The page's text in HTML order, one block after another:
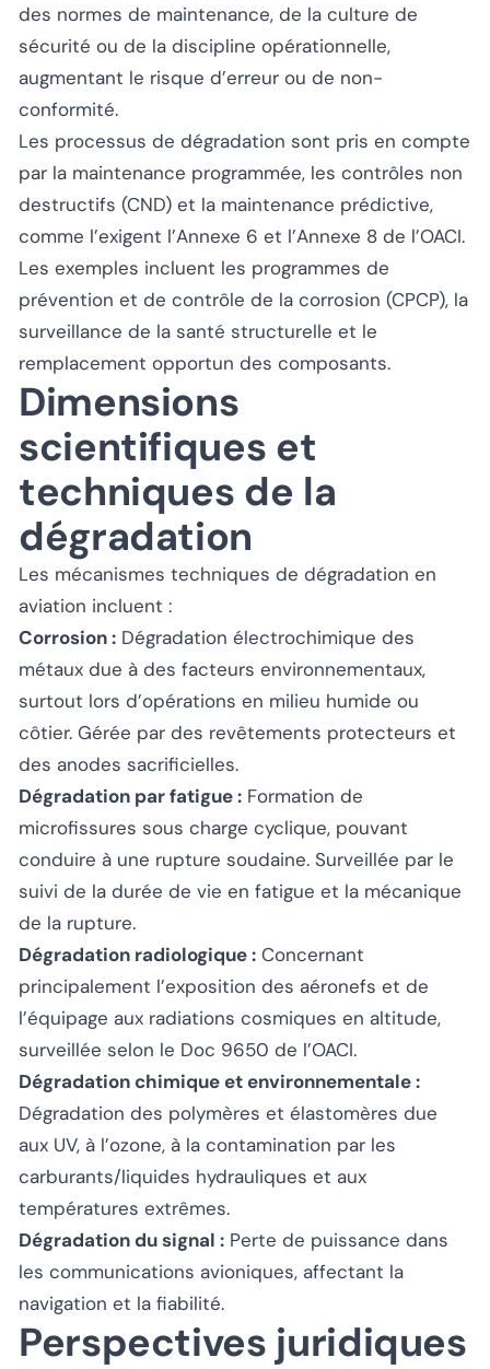
des normes de maintenance, de la culture de
sécurité ou de la discipline opérationnelle,
augmentant le risque d’erreur ou de non-
conformité.
Les processus de dégradation sont pris en compte
par la maintenance programmée, les contrôles non
destructifs (CND) et la maintenance prédictive,
comme l’exigent l’Annexe 6 et l’Annexe 8 de l’OACI.
Les exemples incluent les programmes de
prévention et de contrôle de la corrosion (CPCP), la
surveillance de la santé structurelle et le
remplacement opportun des composants.
Dimensions
scientifiques et
techniques de la
dégradation
Les mécanismes techniques de dégradation en
aviation incluent :
Corrosion : Dégradation électrochimique des
métaux due à des facteurs environnementaux,
surtout lors d’opérations en milieu humide ou
côtier. Gérée par des revêtements protecteurs et
des anodes sacrificielles.
Dégradation par fatigue : Formation de
microfissures sous charge cyclique, pouvant
conduire à une rupture soudaine. Surveillée par le
suivi de la durée de vie en fatigue et la mécanique
de la rupture.
Dégradation radiologique : Concernant
principalement l’exposition des aéronefs et de
l’équipage aux radiations cosmiques en altitude,
surveillée selon le Doc 9650 de l’OACI.
Dégradation chimique et environnementale :
Dégradation des polymères et élastomères due
aux UV, à l’ozone, à la contamination par les
carburants/liquides hydrauliques et aux
températures extrêmes.
Dégradation du signal : Perte de puissance dans
les communications avioniques, affectant la
navigation et la fiabilité.
Perspectives juridiques